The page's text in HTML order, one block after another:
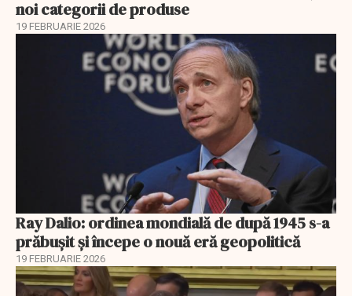
noi categorii de produse
19 FEBRUARIE 2026
Ray Dalio: ordinea mondială de după 1945 s-a
prăbușit și începe o nouă eră geopolitică
19 FEBRUARIE 2026